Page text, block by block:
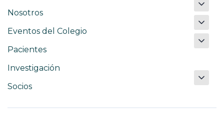
Nosotros
Eventos del Colegio
Pacientes
Investigación
Socios